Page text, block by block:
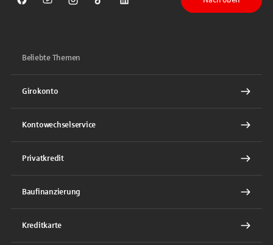
Sparkasse auf Facebook
Sparkasse auf Youtube
Sparkasse auf Instagram
Sparkasse auf TikTok
Sparkasse auf LinkedIn
Beliebte Themen
Girokonto
Kontowechselservice
Privatkredit
Baufinanzierung
Kreditkarte